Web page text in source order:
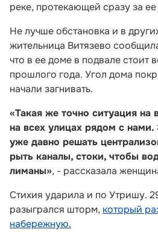
реке, протекающей сразу за
Не лучше обстановка и в
жительница Витязево
что в ее доме в подвале стоит
прошлого года. Угол дома
начали загнивать.
«Такая же точно ситуация на
на всех улицах рядом с
уже давно решать
рыть каналы, стоки, чтобы
лиманы», - рассказала
Стихия ударила и по Утришу.
разыгрался шторм, который
набережную.